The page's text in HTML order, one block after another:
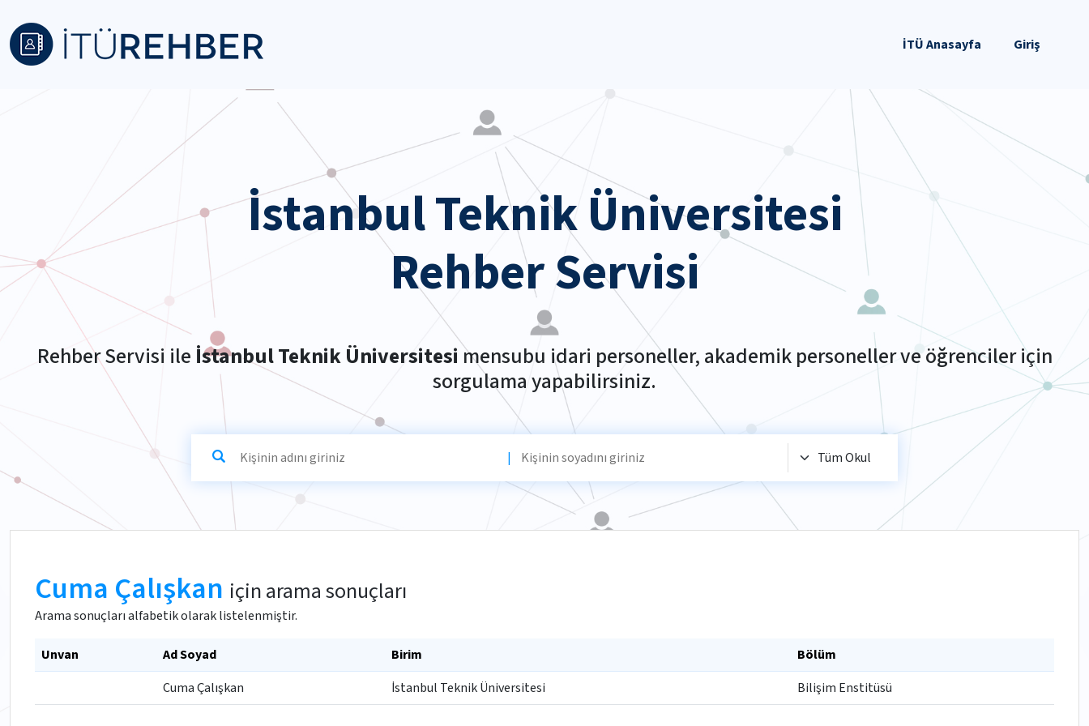
İTÜ Anasayfa Giriş
İstanbul Teknik Üniversitesi
Rehber Servisi
Rehber Servisi ile İstanbul Teknik Üniversitesimensubu idari personeller, akademik personeller ve öğrenciler için
sorgulama yapabilirsiniz.
|
Cuma Çalışkan için arama sonuçları
Arama sonuçları alfabetik olarak listelenmiştir.
Unvan Ad Soyad Birim
Bölüm
Cuma Çalışkan
İstanbul Teknik Üniversitesi Bilişim Enstitüsü